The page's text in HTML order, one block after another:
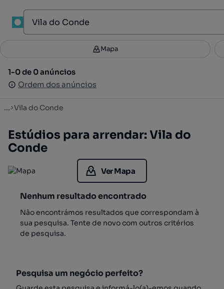
Filtros 3
1-0 de 0 anúncios
Ordem dos anúncios
Mapa
1-0 de 0 anúncios
Ordem dos anúncios
... Vila do Conde
Estúdios para arrendar: Vila do
Conde
Ver Mapa
Nenhum resultado encontrado
Não encontrámos resultados que correspondam à
sua pesquisa. Tente de novo com outros critérios
de pesquisa.
Pesquisa um negócio perfeito?